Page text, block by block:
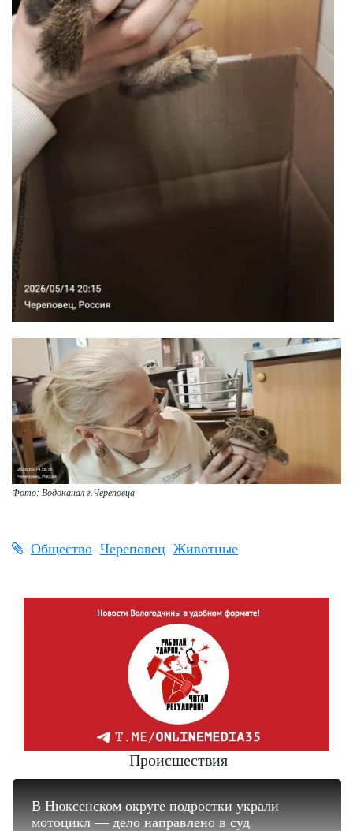
Фото: Водоканал г.Череповца
Общество Череповец Животные
Происшествия
В Нюксенском округе подростки украли
мотоцикл — дело направлено в суд